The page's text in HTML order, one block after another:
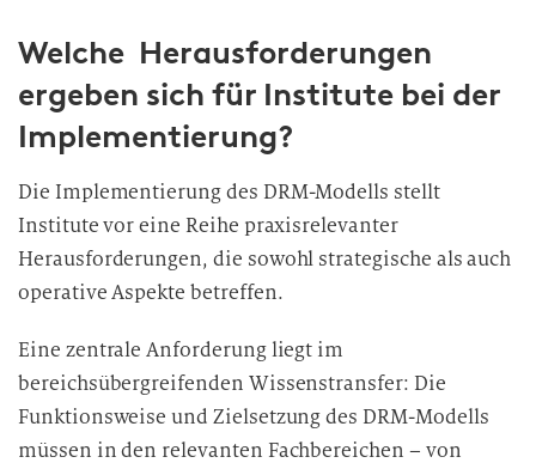
Welche Herausforderungen
ergeben sich für Institute bei der
Implementierung?
Die Implementierung des DRM-Modells stellt
Institute vor eine Reihe praxisrelevanter
Herausforderungen, die sowohl strategische als auch
operative Aspekte betreffen.
Eine zentrale Anforderung liegt im
bereichsübergreifenden Wissenstransfer: Die
Funktionsweise und Zielsetzung des DRM-Modells
müssen in den relevanten Fachbereichen – von